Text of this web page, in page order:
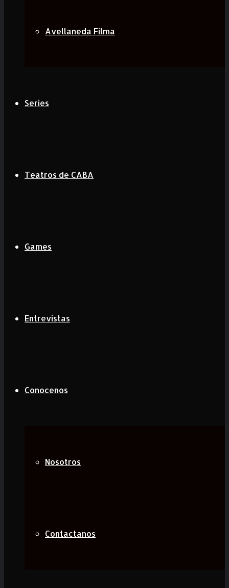
Avellaneda Filma
Series
Teatros de CABA
Games
Entrevistas
Conocenos
Nosotros
Contactanos